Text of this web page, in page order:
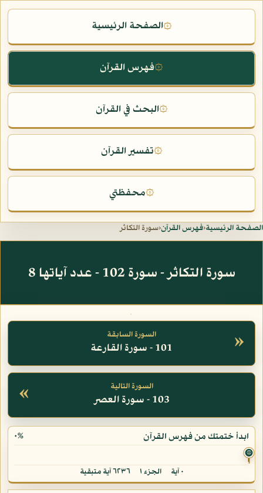
۞الصفحة الرئيسية
۞فهرس القرآن
۞البحث في القرآن
۞تفسير القرآن
۞محفظتي
الصفحة الرئيسية‹فهرس القرآن‹سورة التكاثر
سورة التكاثر - سورة 102 - عدد آياتها 8
» السورة السابقة
101 - سورة القارعة
« السورة التالية
103 - سورة العصر
ابدأ ختمتك من فهرس القرآن ٠%
۞
٠ آية الجزء ١ ٦٢٣٦ آية متبقية